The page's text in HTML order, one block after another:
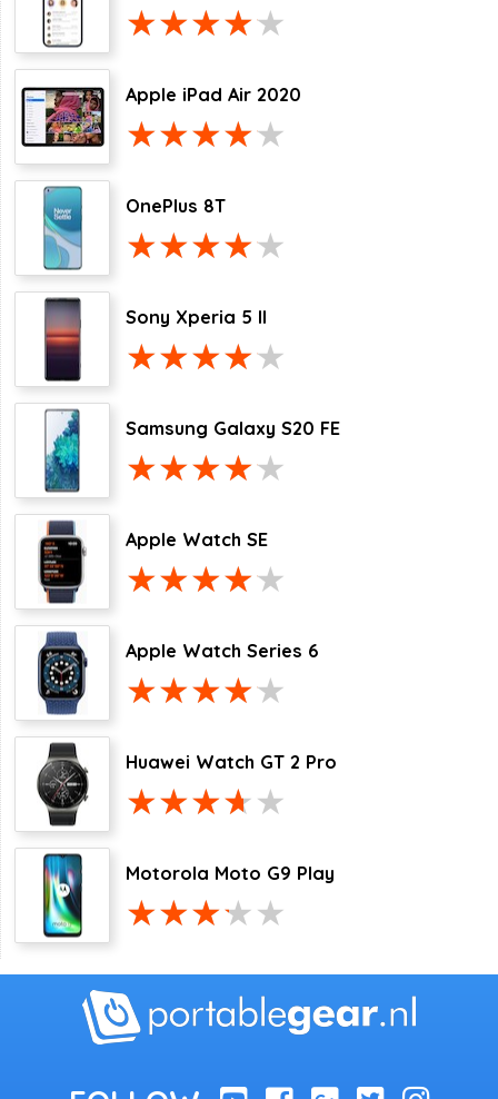
Apple iPad Air 2020
OnePlus 8T
Sony Xperia 5 II
Samsung Galaxy S20 FE
Apple Watch SE
Apple Watch Series 6
Huawei Watch GT 2 Pro
Motorola Moto G9 Play